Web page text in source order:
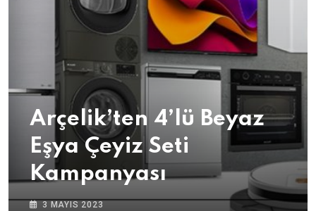
Arçelik’ten 4’lü Beyaz
Eşya Çeyiz Seti
Kampanyası
3 MAYIS 2023